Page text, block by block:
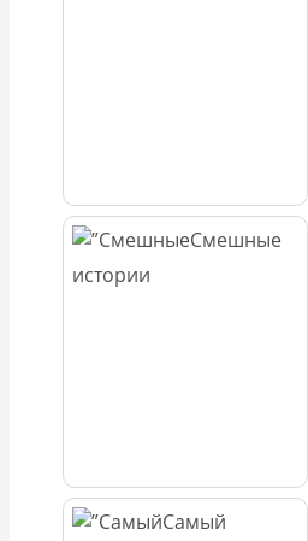
Смешные
истории
Самый